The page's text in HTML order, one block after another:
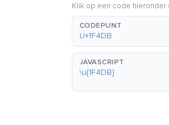
Klik op een code
CODEPUNT
U+1F4DB
JAVASCRIPT
\u{1F4DB}